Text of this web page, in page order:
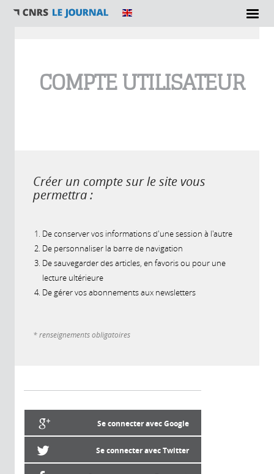
COMPTE UTILISATEUR
Créer un compte sur le site vous
permettra :
De conserver vos informations d'une session à l'autre
De personnaliser la barre de navigation
De sauvegarder des articles, en favoris ou pour une
lecture ultérieure
De gérer vos abonnements aux newsletters
* renseignements obligatoires
Se connecter avec Google
Se connecter avec Twitter